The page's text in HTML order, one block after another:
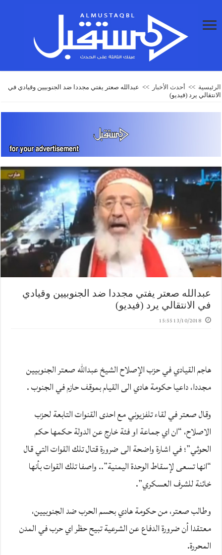
الرئيسية >> أحدث الأخبار >> عبدالله صعتر يفتي مجددا ضد الجنوبيين وقيادي في
الانتقالي يرد (فيديو)
عبدالله صعتر يفتي مجددا ضد الجنوبيين وقيادي
في الانتقالي يرد (فيديو)
13/10/2018 15:55
هاجم القيادي في حزب الإصلاح الشيخ عبدالله صعتر الجنوبيين
مجددا، داعيا حكومة هادي الى القيام بموقف حازم في الجنوب .
وقال صعتر في لقاء تلفزيوني مع احدى القنوات التابعة لحزب
الاصلاح، “ان اي جماعة او فئة خارج عن الدولة حكمها حكم
الحوثي”؛ في اشارة واضحة الى ضرورة قتال تلك القوات التي قال
“انها تسعى لإسقاط الوحدة اليمنية”.. واصفا تلك القوات بأنها
خائنة للشرف العسكري”.
وطالب صعتر، من حكومة هادي بحسم الحرب ضد الجنوبيين،
معتقدا أن ضرورة الدفاع عن الشرعية تبيح حظر اي حرب في المدن
المحررة.